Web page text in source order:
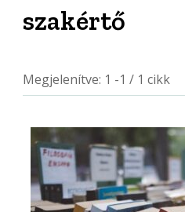
szakértő
Megjelenítve: 1 -1 / 1 cikk